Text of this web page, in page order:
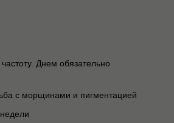
Днем обязательно
с морщинами и пигментацией